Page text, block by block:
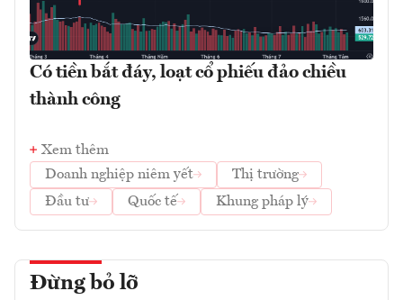
Có tiền bắt đáy, loạt cổ phiếu đảo chiều
thành công
Xem thêm
Doanh nghiệp niêm yết
Thị trường
Đầu tư
Quốc tế Khung pháp lý
Đừng bỏ lỡ